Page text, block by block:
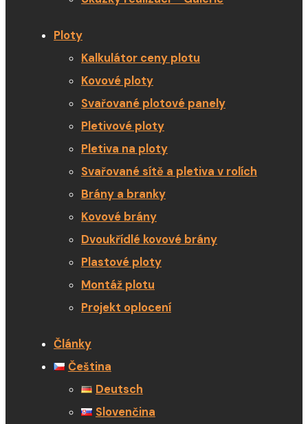
Ploty
Kalkulátor ceny plotu
Kovové ploty
Svařované plotové panely
Pletivové ploty
Pletiva na ploty
Svařované sítě a pletiva v rolích
Brány a branky
Kovové brány
Dvoukřídlé kovové brány
Plastové ploty
Montáž plotu
Projekt oplocení
Články
Čeština
Deutsch
Slovenčina